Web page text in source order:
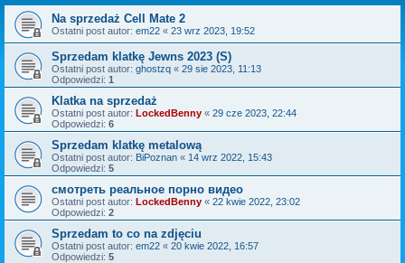
Na sprzedaż Cell Mate 2
Ostatni post autor: em22 « 23 wrz 2023, 19:52
Sprzedam klatkę Jewns 2023 (S)
Ostatni post autor: ghostzq « 29 sie 2023, 11:13
Odpowiedzi: 1
Klatka na sprzedaż
Ostatni post autor: LockedBenny « 29 cze 2023, 22:44
Odpowiedzi: 6
Sprzedam klatkę metalową
Ostatni post autor: BiPoznan « 14 wrz 2022, 15:43
Odpowiedzi: 5
смотреть реальное порно видео
Ostatni post autor: LockedBenny « 22 kwie 2022, 23:02
Odpowiedzi: 2
Sprzedam to co na zdjęciu
Ostatni post autor: em22 « 20 kwie 2022, 16:57
Odpowiedzi: 5